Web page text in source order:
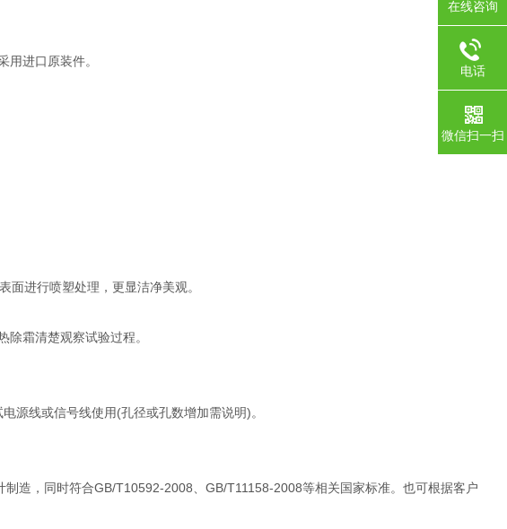
进口原装件。
进行喷塑处理，更显洁净美观。
霜清楚观察试验过程。
线或信号线使用(孔径或孔数增加需说明)。
造，同时符合GB/T10592-2008、GB/T11158-2008等相关国家标准。也可根据客户
在线咨询
电话
微信扫一扫